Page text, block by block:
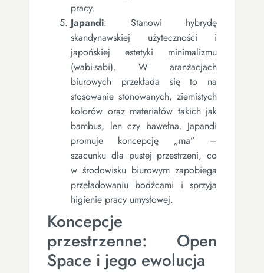
pracy.
Japandi: Stanowi hybrydę
skandynawskiej użyteczności i
japońskiej estetyki minimalizmu
(wabi-sabi). W aranżacjach
biurowych przekłada się to na
stosowanie stonowanych, ziemistych
kolorów oraz materiałów takich jak
bambus, len czy bawełna. Japandi
promuje koncepcję „ma” –
szacunku dla pustej przestrzeni, co
w środowisku biurowym zapobiega
przeładowaniu bodźcami i sprzyja
higienie pracy umysłowej.
Koncepcje
przestrzenne: Open
Space i jego ewolucja